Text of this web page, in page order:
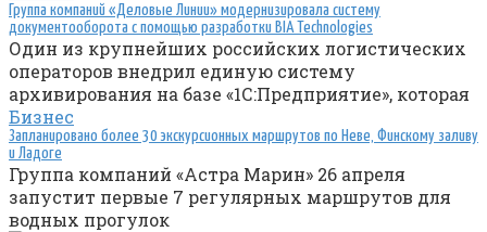
Группа компаний «Деловые Линии» модернизировала систему
документооборота с помощью разработки BIA Technologies
Один из крупнейших российских логистических
операторов внедрил единую систему
архивирования на базе «1С:Предприятие», которая
Бизнес
Запланировано более 30 экскурсионных маршрутов по Неве, Финскому заливу
и Ладоге
Группа компаний «Астра Марин» 26 апреля
запустит первые 7 регулярных маршрутов для
водных прогулок